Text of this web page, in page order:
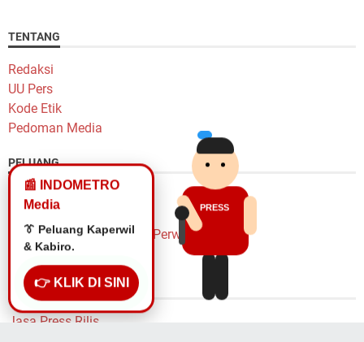
📰 INDOMETRO
Media
🎙️ Lowongan
Wartawan.
👉 KLIK DI SINI
PRESS
TENTANG
Redaksi
UU Pers
Kode Etik
Pedoman Media
PELUANG
Peluang Karir
Lowongan Kepala Biro & Perwakilan
Penulis Freelance
LAYANAN
Jasa Press Rilis